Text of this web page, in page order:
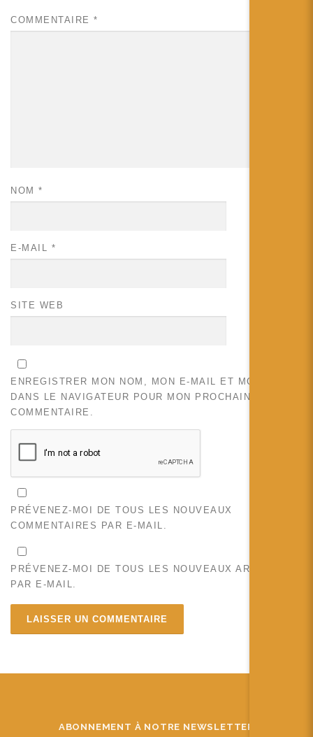
COMMENTAIRE *
NOM *
E-MAIL *
SITE WEB
ENREGISTRER MON NOM, MON E-MAIL ET MON SITE
DANS LE NAVIGATEUR POUR MON PROCHAIN
COMMENTAIRE.
PRÉVENEZ-MOI DE TOUS LES NOUVEAUX
COMMENTAIRES PAR E-MAIL.
PRÉVENEZ-MOI DE TOUS LES NOUVEAUX ARTICLES
PAR E-MAIL.
ABONNEMENT À NOTRE NEWSLETTER